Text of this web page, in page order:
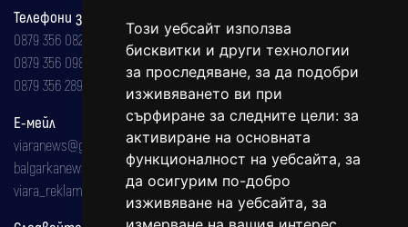
Този уебсайт използва
бисквитки и други технологии
за проследяване, за да подобри
изживяването ви при
сърфиране за следните цели: за
активиране на основната
функционалност на уебсайта, за
да осигурим по-добро
изживяване на уебсайта, за
Телефони за реклама и абонаменти
0879 356 082
0879 356 098
0879 356 289
Е-мейл
viaranews@gmail.com
balgarkanews@gmail.com
viara_reklama@mail.bg